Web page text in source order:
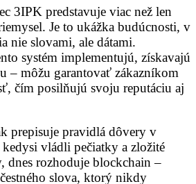
3IPK predstavuje viac než len
Je to ukážka budúcnosti, v
nie slovami, ale dátami.
systém implementujú, získavajú
– môžu garantovať zákazníkom
čím posilňujú svoju reputáciu aj
prepisuje pravidlá dôvery v
vládli pečiatky a zložité
dnes rozhoduje blockchain –
slova, ktorý nikdy